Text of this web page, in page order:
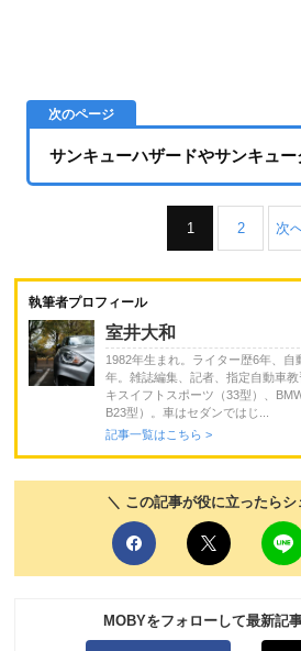
サンキューハザードやサンキュ
1 2 次
執筆者プロフィール
室井大和
1982年生まれ。ライター歴6年、
年。雑誌編集、記者、指定自動車
キスイフトスポーツ（33型）、
B23型）。車はセダンではじ...
記事一覧はこちら >
＼ この記事が役に立ったらシ
MOBYをフォローして最新記